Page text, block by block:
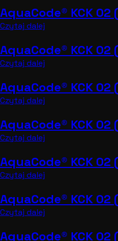
AquaCode® KCK 02
Czytaj dalej
AquaCode® KCK 02
Czytaj dalej
AquaCode® KCK 02
Czytaj dalej
AquaCode® KCK 02
Czytaj dalej
AquaCode® KCK 02
Czytaj dalej
AquaCode® KCK 02
Czytaj dalej
AquaCode® KCK 02